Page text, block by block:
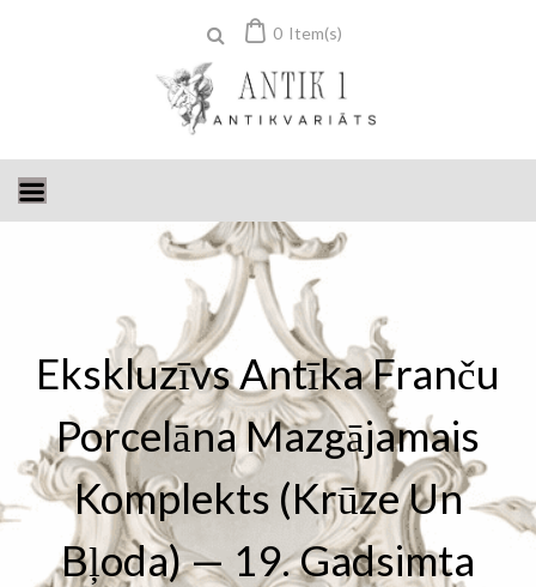
0 Item(s)
Ekskluzīvs Antīka Franču
Porcelāna Mazgājamais
Komplekts (krūze Un
Bļoda) — 19. Gadsimta